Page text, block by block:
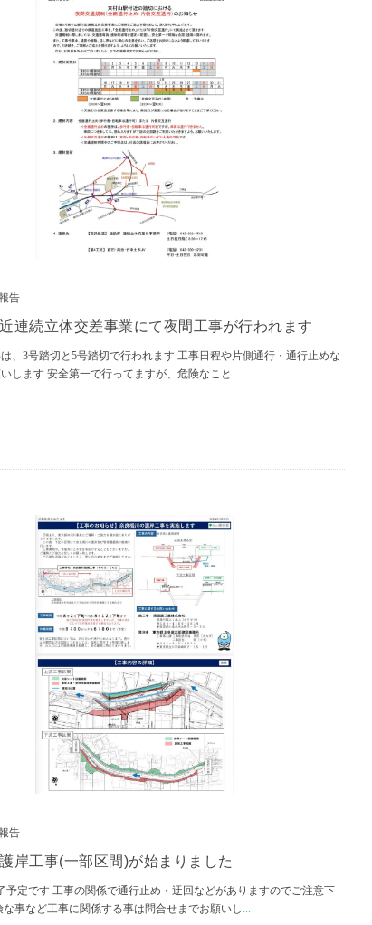
告
連続立体交差事業にて夜間工事が行われます
、3号踏切と5号踏切で行われます 工事日程や片側通行・通行止めな
します 安全第一で行ってますが、危険なこと ...
告
岸工事(一部区間)が始まりました
予定です 工事の関係で通行止め・迂回などがありますのでご注意下
な事など工事に関係する事は問合せまでお願いし ...